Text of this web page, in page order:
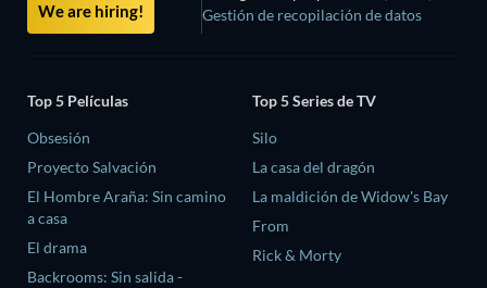
We are hiring!
Gestión de recopilación de datos
Top 5 Películas
Obsesión
Proyecto Salvación
El Hombre Araña: Sin camino
a casa
El drama
Backrooms: Sin salida -
Top 5 Series de TV
Silo
La casa del dragón
La maldición de Widow's Bay
From
Rick & Morty